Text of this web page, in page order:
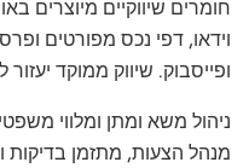
חומרים שיווקיים מיוצרים
ופייסבוק. שיווק ממוקד
ניהול משא ומתן ומלווי
מנהל הצעות, מתזמן בדיקות